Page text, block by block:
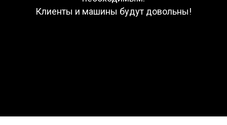
Клиенты и машины будут довольны!